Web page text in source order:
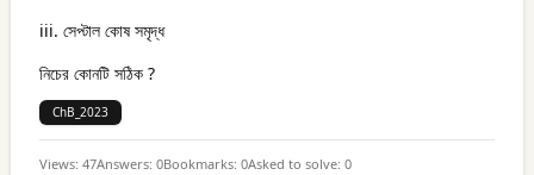
iii. সেপ্টাল কোষ সমৃদ্ধ
নিচের কোনটি সঠিক ?
ChB_2023
Views: 47Answers: 0Bookmarks: 0Asked to solve: 0